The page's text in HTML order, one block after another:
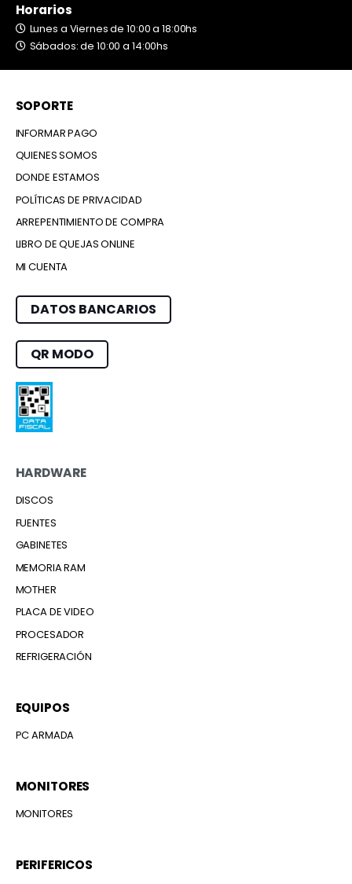
Horarios
Lunes a Viernes de 10:00 a 18:00hs
Sábados: de 10:00 a 14:00hs
SOPORTE
INFORMAR PAGO
QUIENES SOMOS
DONDE ESTAMOS
POLÍTICAS DE PRIVACIDAD
ARREPENTIMIENTO DE COMPRA
LIBRO DE QUEJAS ONLINE
MI CUENTA
DATOS BANCARIOS
QR MODO
HARDWARE
DISCOS
FUENTES
GABINETES
MEMORIA RAM
MOTHER
PLACA DE VIDEO
PROCESADOR
REFRIGERACIÓN
EQUIPOS
PC ARMADA
MONITORES
MONITORES
PERIFERICOS